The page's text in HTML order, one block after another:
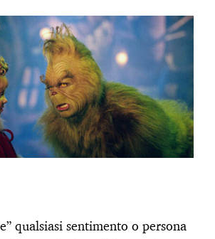
qualsiasi sentimento o persona